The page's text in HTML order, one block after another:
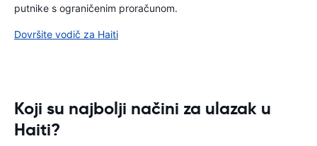
putnike s ograničenim proračunom.
Dovršite vodič za Haiti
Koji su najbolji načini za ulazak u
Haiti?